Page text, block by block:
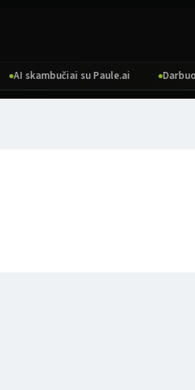
AI skambučiai su Paule.ai